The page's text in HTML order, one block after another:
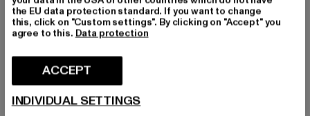
CLOUD5IVE
2-Tone
EUR 31,14
Derzeitiger Preis: EUR 31,14
EUR 34,99
the EU data protection standard. If you want to change
this, click on "Custom settings". By clicking on "Accept" you
agree to this. Data protection
ACCEPT
INDIVIDUAL SETTINGS